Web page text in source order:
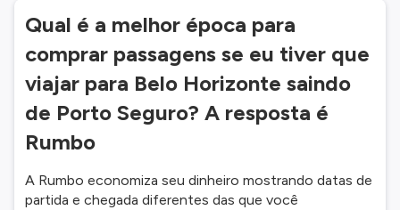
Qual é a melhor época para
comprar passagens se eu tiver que
viajar para Belo Horizonte saindo
de Porto Seguro? A resposta é
Rumbo
A Rumbo economiza seu dinheiro mostrando datas de
partida e chegada diferentes das que você